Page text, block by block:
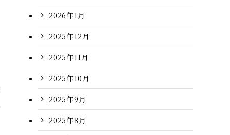
2026年1月
2025年12月
2025年11月
2025年10月
2025年9月
2025年8月